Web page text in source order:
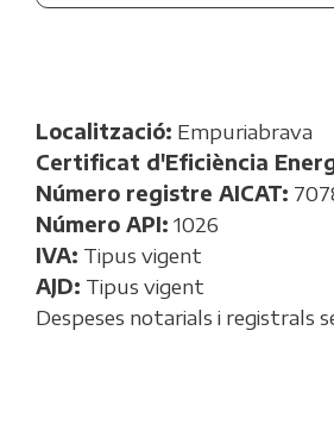
Localització: Empuriabrava
Certificat d'Eficiència
Número registre AICAT:
Número API: 1026
IVA: Tipus vigent
AJD: Tipus vigent
Despeses notarials i registrals